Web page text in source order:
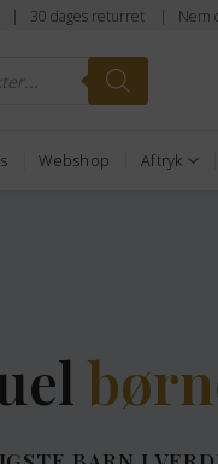
| 30 dages returret | Nem
Webshop Aftryk